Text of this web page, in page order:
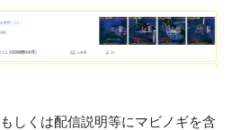
しくは配信説明等にマビノギを含